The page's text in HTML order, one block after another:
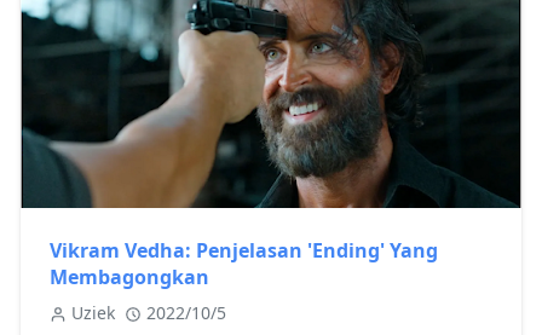
Vikram Vedha: Penjelasan 'Ending' Yang
Membagongkan
Uziek 2022/10/5